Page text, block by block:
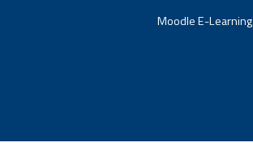
Moodle E-Learning